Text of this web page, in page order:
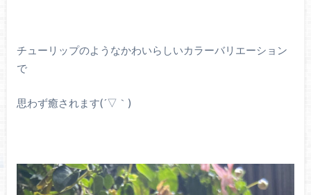
チューリップのようなかわいらしいカラーバリエーション
で
思わず癒されます(´▽｀)